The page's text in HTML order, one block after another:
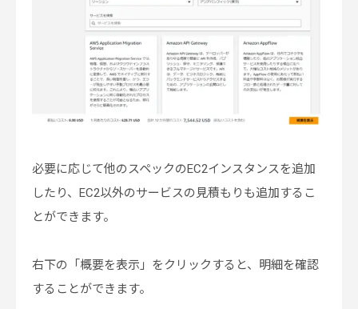
必要に応じて他のスペックのEC2インスタンスを追加
したり、EC2以外のサービスの見積もりも追加するこ
とができます。
右下の「概要を表示」をクリックすると、明細を確認
することができます。